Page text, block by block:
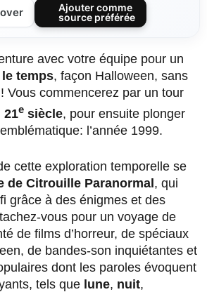
Ajouter comme
source préférée
avec votre équipe pour un
temps, façon Halloween, sans
Vous commencerez par un tour
21e siècle, pour ensuite plonger
l’année 1999.
cette exploration temporelle se
de Citrouille Paranormal, qui
grâce à des énigmes et des
vous pour un voyage de
de films d’horreur, de spéciaux
de bandes-son inquiétantes et
dont les paroles évoquent
tels que lune, nuit,